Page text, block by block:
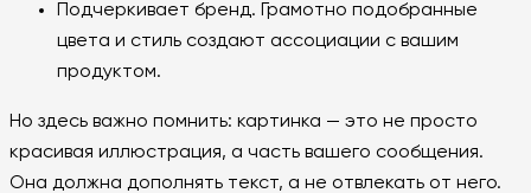
Подчеркивает бренд. Грамотно подобранные
цвета и стиль создают ассоциации с вашим
продуктом.
Но здесь важно помнить: картинка — это не просто
красивая иллюстрация, а часть вашего сообщения.
Она должна дополнять текст, а не отвлекать от него.